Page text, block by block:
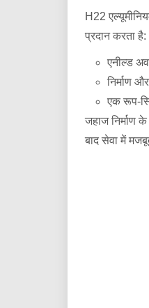
H22
प्रदान करता है:
एनील्ड
निर्माण
एक रूप-
जहाज निर्माण
बाद सेवा में